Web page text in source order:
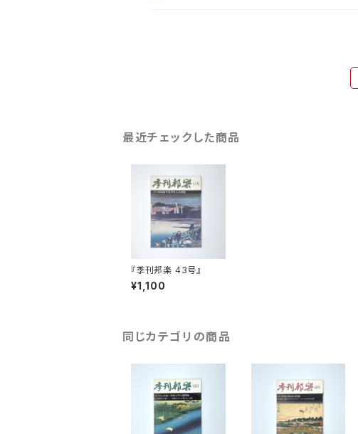
最近チェックした商品
『季刊邦楽 43号』
¥1,100
同じカテゴリの商品